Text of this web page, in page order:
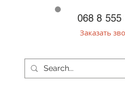
068 8 555
Заказать